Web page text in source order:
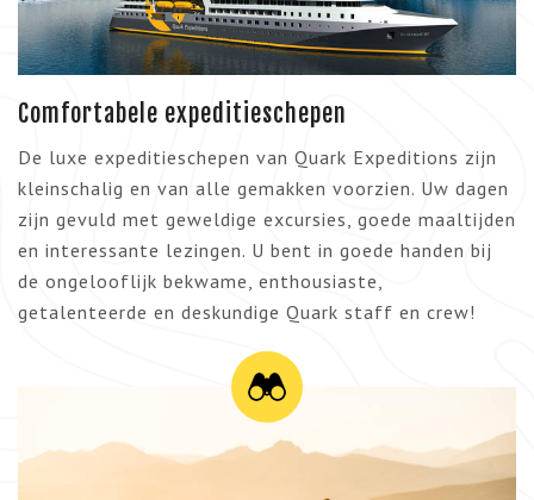
Comfortabele expeditieschepen
De luxe expeditieschepen van Quark Expeditions zijn
kleinschalig en van alle gemakken voorzien. Uw dagen
zijn gevuld met geweldige excursies, goede maaltijden
en interessante lezingen. U bent in goede handen bij
de ongelooflijk bekwame, enthousiaste,
getalenteerde en deskundige Quark staff en crew!